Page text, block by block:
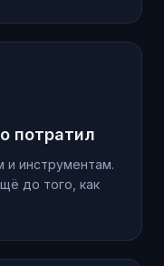
потратил
и инструментам.
до того, как